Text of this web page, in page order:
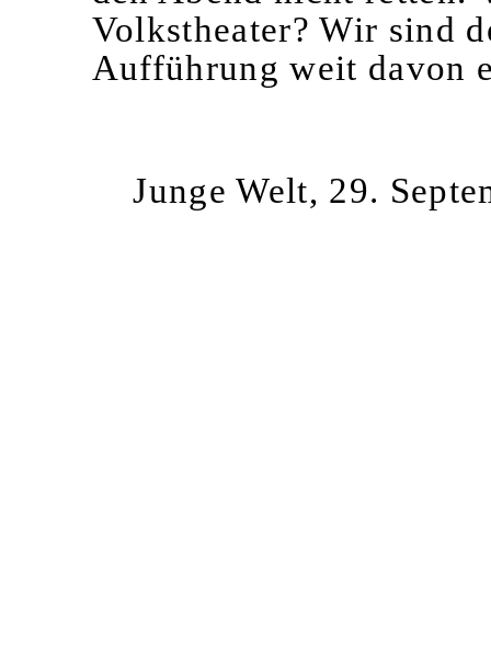
Volkstheater? Wir sind
Aufführung weit davon
Junge Welt, 29.